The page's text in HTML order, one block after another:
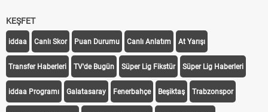
KEŞFET
iddaa Canlı Skor Puan Durumu Canlı Anlatım At Yarışı
Transfer Haberleri TV'de Bugün Süper Lig Fikstür Süper Lig Haberleri
iddaa Programı Galatasaray Fenerbahçe Beşiktaş Trabzonspor